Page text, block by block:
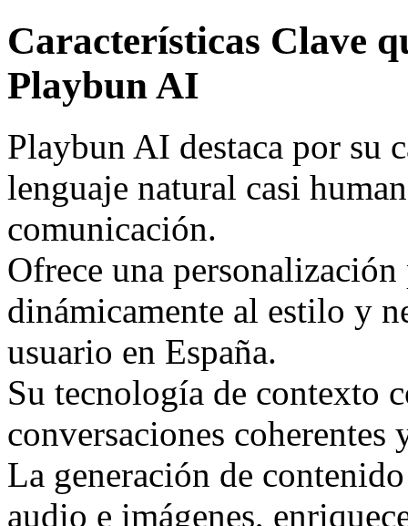
Características Clave
Playbun AI
Playbun AI destaca por su
lenguaje natural casi
comunicación.
Ofrece una
dinámicamente al estilo y
usuario en España.
Su tecnología de contexto
conversaciones
La generación de
audio e imágenes,